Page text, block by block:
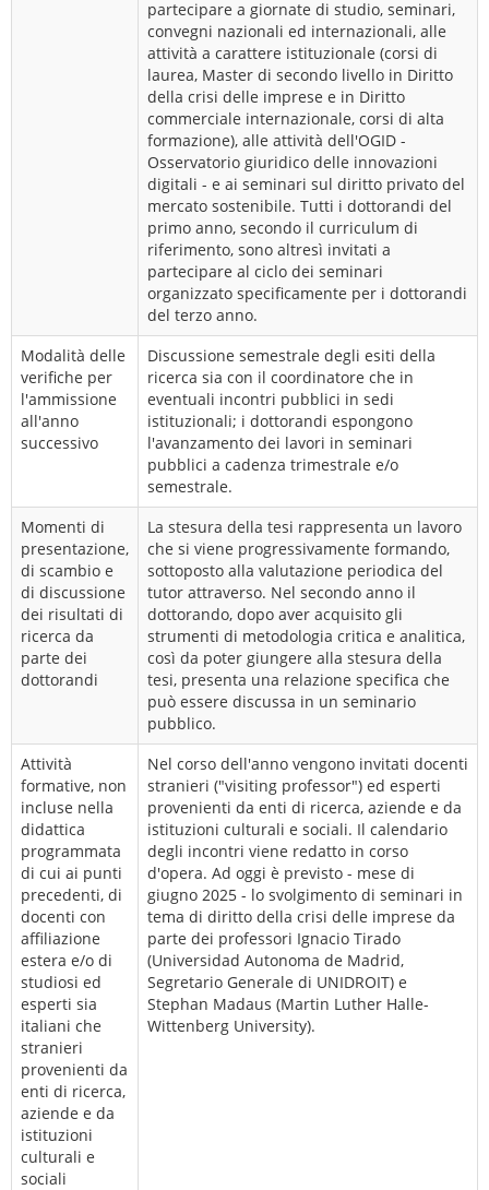
partecipare a giornate di studio, seminari,
convegni nazionali ed internazionali, alle
attività a carattere istituzionale (corsi di
laurea, Master di secondo livello in Diritto
della crisi delle imprese e in Diritto
commerciale internazionale, corsi di alta
formazione), alle attività dell'OGID -
Osservatorio giuridico delle innovazioni
digitali - e ai seminari sul diritto privato del
mercato sostenibile. Tutti i dottorandi del
primo anno, secondo il curriculum di
riferimento, sono altresì invitati a
partecipare al ciclo dei seminari
organizzato specificamente per i dottorandi
del terzo anno.
Modalità delle
verifiche per
l'ammissione
all'anno
successivo
Discussione semestrale degli esiti della
ricerca sia con il coordinatore che in
eventuali incontri pubblici in sedi
istituzionali; i dottorandi espongono
l'avanzamento dei lavori in seminari
pubblici a cadenza trimestrale e/o
semestrale.
Momenti di
presentazione,
di scambio e
di discussione
dei risultati di
ricerca da
parte dei
dottorandi
La stesura della tesi rappresenta un lavoro
che si viene progressivamente formando,
sottoposto alla valutazione periodica del
tutor attraverso. Nel secondo anno il
dottorando, dopo aver acquisito gli
strumenti di metodologia critica e analitica,
così da poter giungere alla stesura della
tesi, presenta una relazione specifica che
può essere discussa in un seminario
pubblico.
Attività
formative, non
incluse nella
didattica
programmata
di cui ai punti
precedenti, di
docenti con
affiliazione
estera e/o di
studiosi ed
esperti sia
italiani che
stranieri
provenienti da
enti di ricerca,
aziende e da
istituzioni
culturali e
sociali
Nel corso dell'anno vengono invitati docenti
stranieri ("visiting professor") ed esperti
provenienti da enti di ricerca, aziende e da
istituzioni culturali e sociali. Il calendario
degli incontri viene redatto in corso
d'opera. Ad oggi è previsto - mese di
giugno 2025 - lo svolgimento di seminari in
tema di diritto della crisi delle imprese da
parte dei professori Ignacio Tirado
(Universidad Autonoma de Madrid,
Segretario Generale di UNIDROIT) e
Stephan Madaus (Martin Luther Halle-
Wittenberg University).